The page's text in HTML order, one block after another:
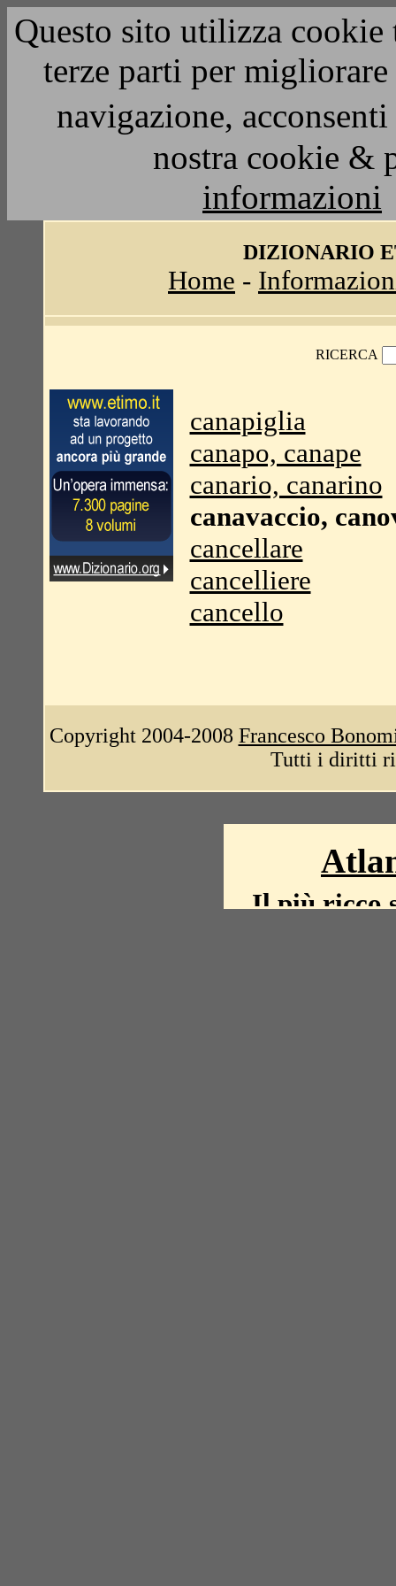
Questo sito utilizza
terze parti per
navigazione,
nostra cookie &
informazioni
DIZIONARIO
Home -
RICERCA
canapiglia
canapo, canape
canario, canarino
canavaccio,
cancellare
cancelliere
cancello
Copyright 2004-2008 Francesco
Tutti i diritti
Il più ricco